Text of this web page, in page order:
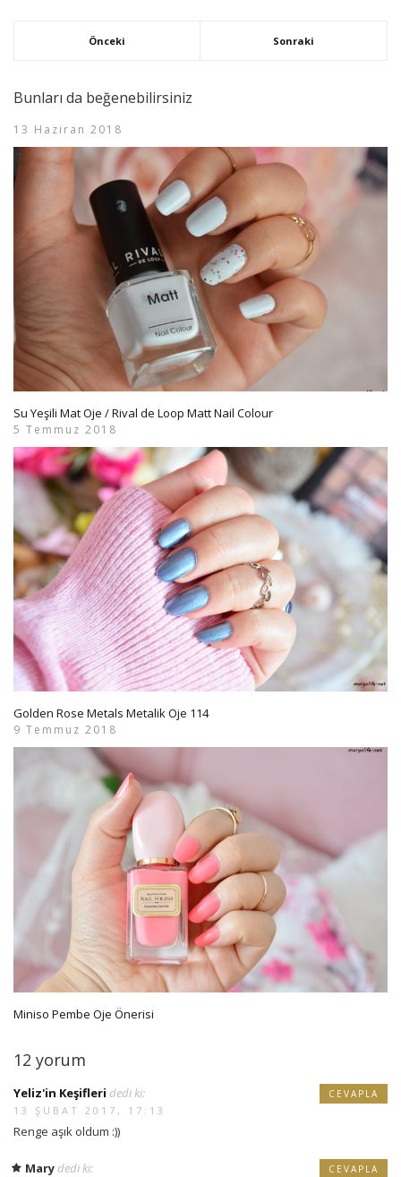
Önceki Sonraki
Bunları da beğenebilirsiniz
13 Haziran 2018
Su Yeşili Mat Oje / Rival de Loop Matt Nail Colour
5 Temmuz 2018
Golden Rose Metals Metalik Oje 114
9 Temmuz 2018
Miniso Pembe Oje Önerisi
12 yorum
Yeliz'in Keşifleri dedi ki:
13 ŞUBAT 2017, 17:13
Renge aşık oldum :))
CEVAPLA
Mary dedi ki: CEVAPLA